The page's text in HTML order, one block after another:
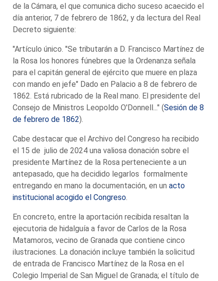
de la Cámara, el que comunica dicho suceso acaecido el
día anterior, 7 de febrero de 1862, y da lectura del Real
Decreto siguiente:
"Artículo único. "Se tributarán a D. Francisco Martínez de
la Rosa los honores fúnebres que la Ordenanza señala
para el capitán general de ejército que muere en plaza
con mando en jefe" Dado en Palacio a 8 de febrero de
1862. Está rubricado de la Real mano. El presidente del
Consejo de Ministros Leopoldo O'Donnell..." (Sesión de 8
de febrero de 1862).
Cabe destacar que el Archivo del Congreso ha recibido
el 15 de julio de 2024 una valiosa donación sobre el
presidente Martínez de la Rosa perteneciente a un
antepasado, que ha decidido legarlos formalmente
entregando en mano la documentación, en unacto
institucional acogido el Congreso.
En concreto, entre la aportación recibida resaltan la
ejecutoria de hidalguía a favor de Carlos de la Rosa
Matamoros, vecino de Granada que contiene cinco
ilustraciones. La donación incluye también la solicitud
de entrada de Francisco Martínez de la Rosa en el
Colegio Imperial de San Miguel de Granada; el título de